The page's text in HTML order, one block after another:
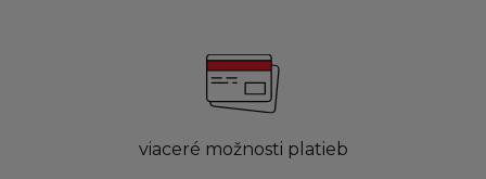
viaceré možnosti platieb